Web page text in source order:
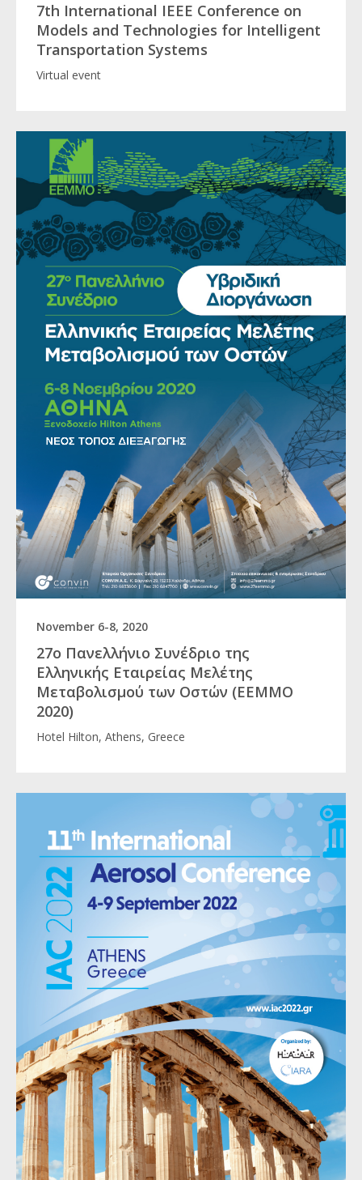
7th International IEEE Conference on
Models and Technologies for Intelligent
Transportation Systems
Virtual event
November 6-8, 2020
27ο Πανελλήνιο Συνέδριο της
Ελληνικής Εταιρείας Μελέτης
Μεταβολισμού των Οστών (ΕΕΜΜΟ
2020)
Hotel Hilton, Athens, Greece